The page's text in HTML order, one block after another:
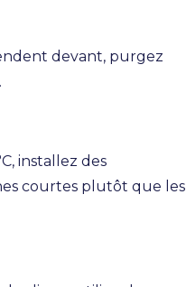
devant, purgez
installez des
courtes plutôt que les